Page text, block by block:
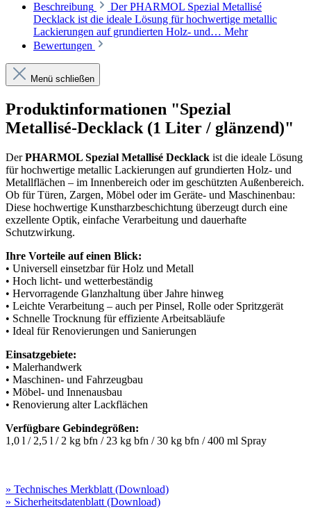
Beschreibung
Der PHARMOL Spezial Metallisé
Decklack ist die ideale Lösung für hochwertige metallic
Lackierungen auf grundierten Holz- und… Mehr
Bewertungen
Menü schließen
Produktinformationen "Spezial
Metallisé-Decklack (1 Liter / glänzend)"
Der PHARMOL Spezial Metallisé Decklack ist die ideale Lösung
für hochwertige metallic Lackierungen auf grundierten Holz- und
Metallflächen – im Innenbereich oder im geschützten Außenbereich.
Ob für Türen, Zargen, Möbel oder im Geräte- und Maschinenbau:
Diese hochwertige Kunstharzbeschichtung überzeugt durch eine
exzellente Optik, einfache Verarbeitung und dauerhafte
Schutzwirkung.
Ihre Vorteile auf einen Blick:
• Universell einsetzbar für Holz und Metall
• Hoch licht- und wetterbeständig
• Hervorragende Glanzhaltung über Jahre hinweg
• Leichte Verarbeitung – auch per Pinsel, Rolle oder Spritzgerät
• Schnelle Trocknung für effiziente Arbeitsabläufe
• Ideal für Renovierungen und Sanierungen
Einsatzgebiete:
• Malerhandwerk
• Maschinen- und Fahrzeugbau
• Möbel- und Innenausbau
• Renovierung alter Lackflächen
Verfügbare Gebindegrößen:
1,0 l / 2,5 l / 2 kg bfn / 23 kg bfn / 30 kg bfn / 400 ml Spray
» Technisches Merkblatt (Download)
» Sicherheitsdatenblatt (Download)